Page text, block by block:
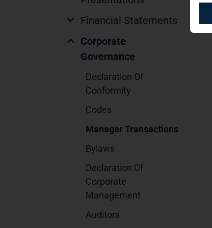
Financial Statements
Corporate
Governance
Declaration Of
Conformity
Codes
Manager Transactions
Bylaws
Declaration Of
Corporate
Management
Auditors